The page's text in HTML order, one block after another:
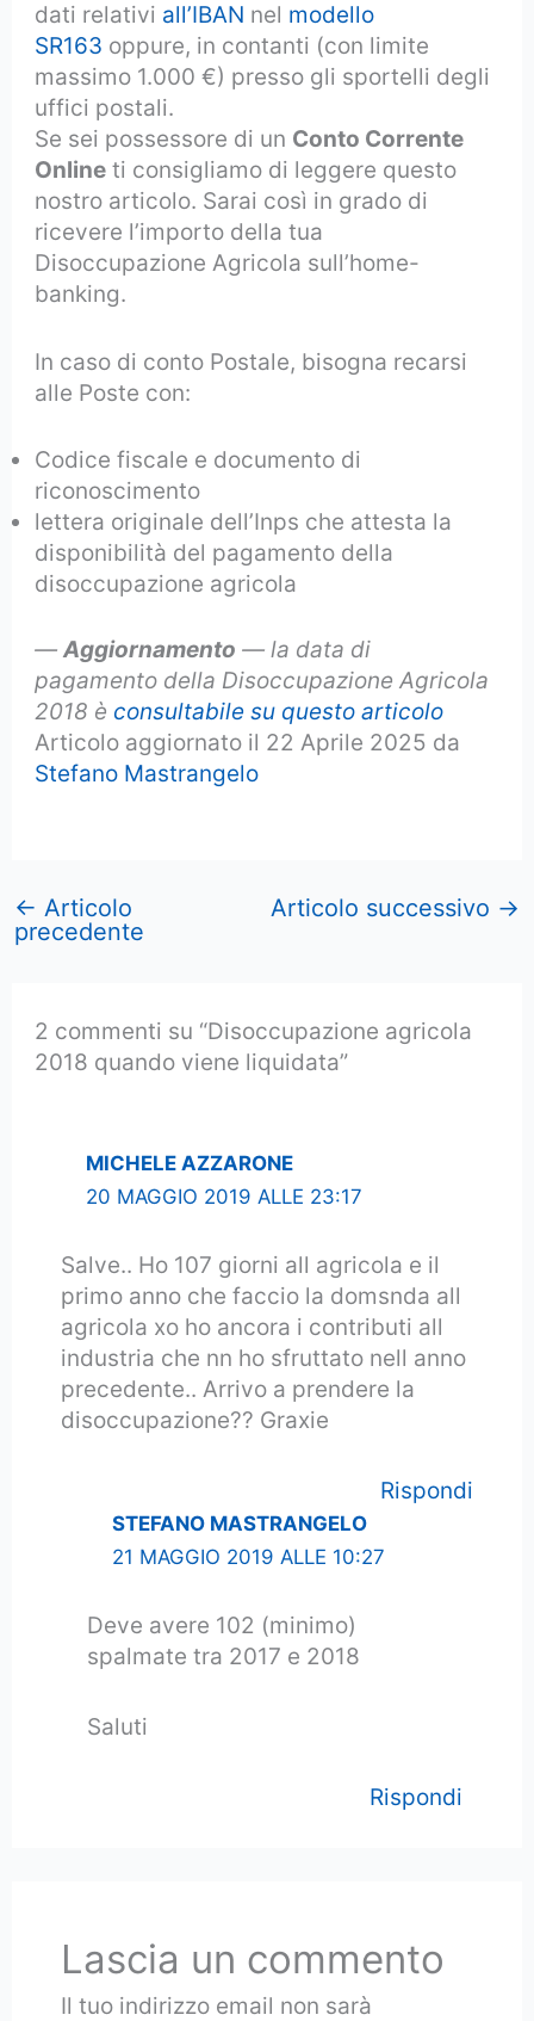
dati relativi all’IBAN nel modello
SR163 oppure, in contanti (con limite
massimo 1.000 €) presso gli sportelli degli
uffici postali.
Se sei possessore di un Conto Corrente
Online ti consigliamo di leggere questo
nostro articolo. Sarai così in grado di
ricevere l’importo della tua
Disoccupazione Agricola sull’home-
banking.
In caso di conto Postale, bisogna recarsi
alle Poste con:
Codice fiscale e documento di
riconoscimento
lettera originale dell’Inps che attesta la
disponibilità del pagamento della
disoccupazione agricola
—Aggiornamento — la data di
pagamento della Disoccupazione Agricola
2018 è consultabile su questo articolo
Articolo aggiornato il 22 Aprile 2025 da
Stefano Mastrangelo
← Articolo
precedente
Articolo successivo →
2 commenti su “Disoccupazione agricola
2018 quando viene liquidata”
MICHELE AZZARONE
20 MAGGIO 2019 ALLE 23:17
Salve.. Ho 107 giorni all agricola e il
primo anno che faccio la domsnda all
agricola xo ho ancora i contributi all
industria che nn ho sfruttato nell anno
precedente.. Arrivo a prendere la
disoccupazione?? Graxie
Rispondi
STEFANO MASTRANGELO
21 MAGGIO 2019 ALLE 10:27
Deve avere 102 (minimo)
spalmate tra 2017 e 2018
Saluti
Rispondi
Lascia un commento
Il tuo indirizzo email non sarà